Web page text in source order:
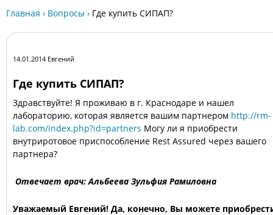
Главная › Вопросы › Где купить СИПАП?
14.01.2014 Евгений
Где купить СИПАП?
Здравствуйте! Я проживаю в г. Краснодаре и нашел
лабораторию, которая является вашим партнером http://rm-
lab.com/index.php?id=partners Могу ли я приобрести
внутриротовое приспособление Rest Assured через вашего
партнера?
Отвечает врач: Альбеева Зульфия Рамиловна
Уважаемый Евгений! Да, конечно, Вы можете